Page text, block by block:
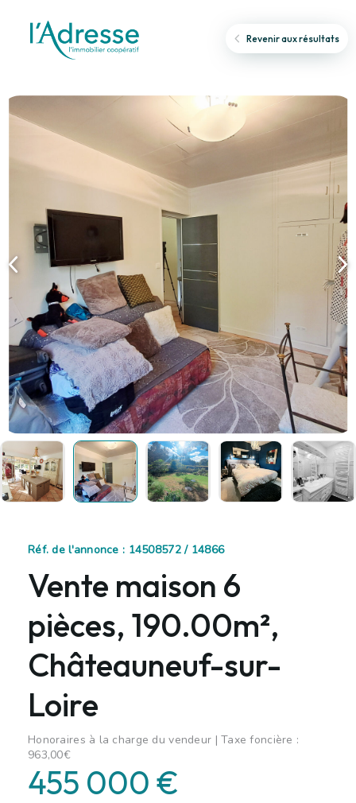
Revenir aux résultats
Réf. de l'annonce : 14508572 / 14866
Vente maison 6
pièces, 190.00m²,
Châteauneuf-sur-
Loire
Honoraires à la charge du vendeur | Taxe foncière :
963,00€
455 000 €